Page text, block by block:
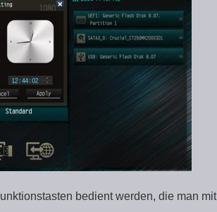
bedient werden, die man mit